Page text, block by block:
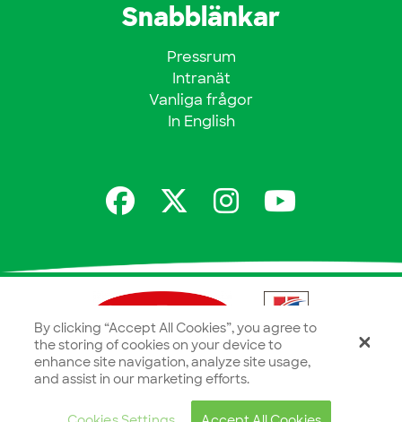
Snabblänkar
Pressrum
Intranät
Vanliga frågor
In English
By clicking “Accept All Cookies”, you agree to
the storing of cookies on your device to
enhance site navigation, analyze site usage,
and assist in our marketing efforts.